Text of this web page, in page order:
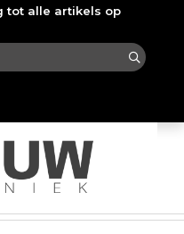
tot alle artikels op